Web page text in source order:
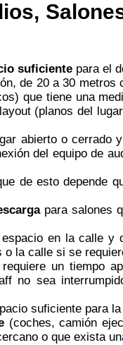
suficientepara el
de 20 a 30
que tiene una
(planos del
abierto o
del equipo de
de esto depende
para salones
en la calle y
o la calle si se
un tiempo
no sea
suficiente para
(coches, camión
o que exista